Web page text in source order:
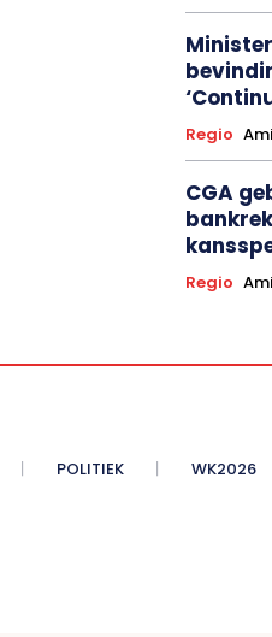
Regio
CGA
Regio
POLITIEK WK2026